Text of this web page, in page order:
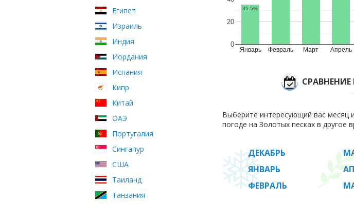
Египет
Израиль
Индия
Иордания
Испания
Кипр
Китай
ОАЭ
Португалия
Сингапур
США
Таиланд
Танзания
Январь Февраль Март Апрель
0
20
35.5%
Выберите интересующий вас месяц
погоде на Золотых песках в другое
ДЕКАБРЬ
ЯНВАРЬ
ФЕВРАЛЬ